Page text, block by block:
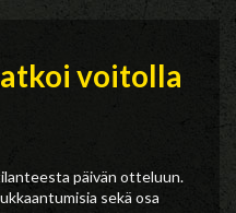
voitolla
päivän otteluun.
sekä osa